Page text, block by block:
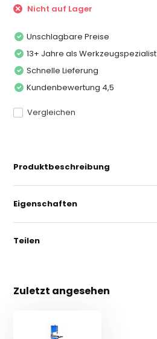
Nicht auf Lager
Unschlagbare Preise
13+ Jahre als Werkzeugspezialist
Schnelle Lieferung
Kundenbewertung 4,5
Vergleichen
Produktbeschreibung
Eigenschaften
Teilen
Zuletzt angesehen